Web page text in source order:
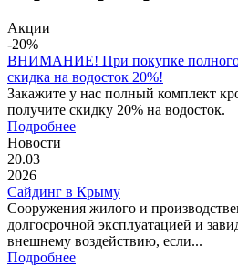
Акции
-20%
ВНИМАНИЕ! При покупке полного
скидка на водосток 20%!
Закажите у нас полный комплект
получите скидку 20% на водосток.
Подробнее
Новости
20.03
2026
Сайдинг в Крыму
Сооружения жилого и
долгосрочной эксплуатацией и
внешнему воздействию, если...
Подробнее